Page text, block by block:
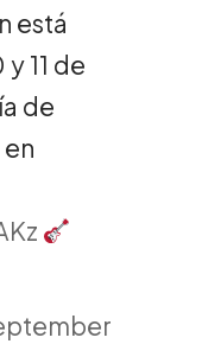
está
y 11 de
de
en